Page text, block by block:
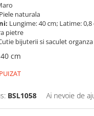
Piele naturala
Lungime: 40 cm; Latime: 0,8
pietre
bijuterii si saculet
40 cm
BSL1058 Ai nevoie de